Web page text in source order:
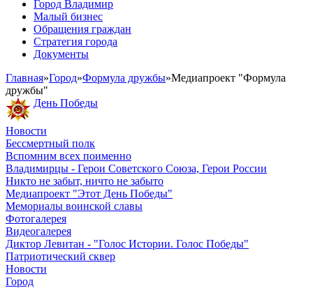
Город Владимир
Малый бизнес
Обращения граждан
Стратегия города
Документы
Главная»Город»Формула дружбы»Медиапроект "Формула
дружбы"
День Победы
Новости
Бессмертный полк
Вспомним всех поименно
Владимирцы - Герои Советского Союза, Герои России
Никто не забыт, ничто не забыто
Медиапроект "Этот День Победы"
Мемориалы воинской славы
Фотогалерея
Видеогалерея
Диктор Левитан - "Голос Истории. Голос Победы"
Патриотический сквер
Новости
Город